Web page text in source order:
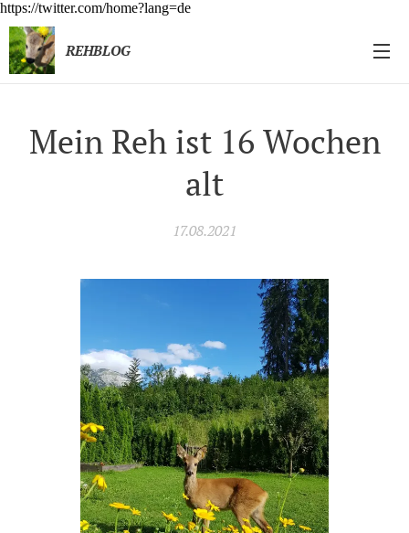
https://twitter.com/home?lang=de
REHBLOG
Mein Reh ist 16 Wochen
alt
17.08.2021